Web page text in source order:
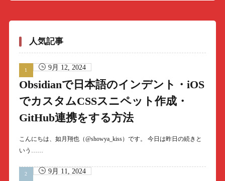
人気記事
9月 12, 2024
Obsidianで日本語のインデント・iOS
でカスタムCSSスニペット作成・
GitHub連携をする方法
こんにちは、如月翔也（@showya_kiss）です。 今日は昨日の続きと
いう……
9月 11, 2024